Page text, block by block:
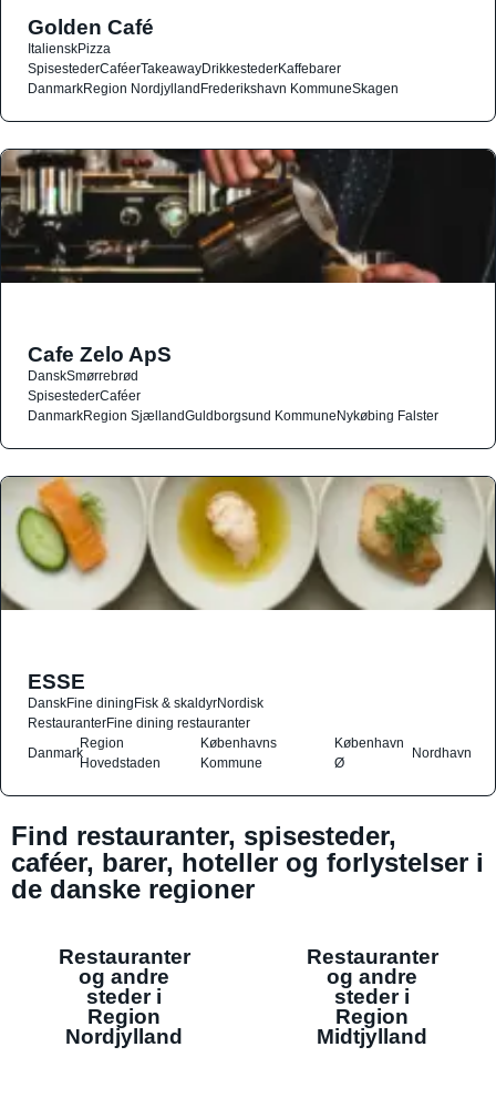
Golden Café
ItalienskPizza
SpisestederCaféerTakeawayDrikkestederKaffebarer
DanmarkRegion NordjyllandFrederikshavn KommuneSkagen
Cafe Zelo ApS
DanskSmørrebrød
SpisestederCaféer
DanmarkRegion SjællandGuldborgsund KommuneNykøbing Falster
ESSE
DanskFine diningFisk & skaldyrNordisk
RestauranterFine dining restauranter
Danmark
Region
Hovedstaden
Københavns
Kommune
København
Ø
Nordhavn
Find restauranter, spisesteder,
caféer, barer, hoteller og forlystelser i
de danske regioner
Restauranter
og andre
steder i
Region
Nordjylland
Restauranter
og andre
steder i
Region
Midtjylland